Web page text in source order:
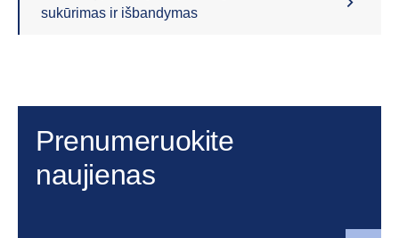
sukūrimas ir išbandymas
Prenumeruokite
naujienas